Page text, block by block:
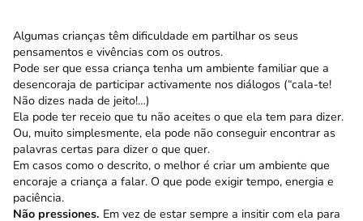
Algumas crianças têm dificuldade em partilhar os seus
pensamentos e vivências com os outros.
Pode ser que essa criança tenha um ambiente familiar que a
desencoraja de participar activamente nos diálogos (“cala-te!
Não dizes nada de jeito!…)
Ela pode ter receio que tu não aceites o que ela tem para dizer.
Ou, muito simplesmente, ela pode não conseguir encontrar as
palavras certas para dizer o que quer.
Em casos como o descrito, o melhor é criar um ambiente que
encoraje a criança a falar. O que pode exigir tempo, energia e
paciência.
Não pressiones. Em vez de estar sempre a insitir com ela para